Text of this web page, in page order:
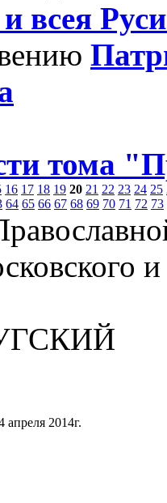
всея
тома
16 17 18 19 20 21 22 23 24 25
64 65 66 67 68 69 70 71 72 73
апреля 2014г.